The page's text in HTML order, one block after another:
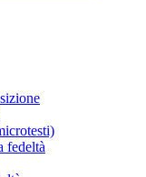
fedeltà